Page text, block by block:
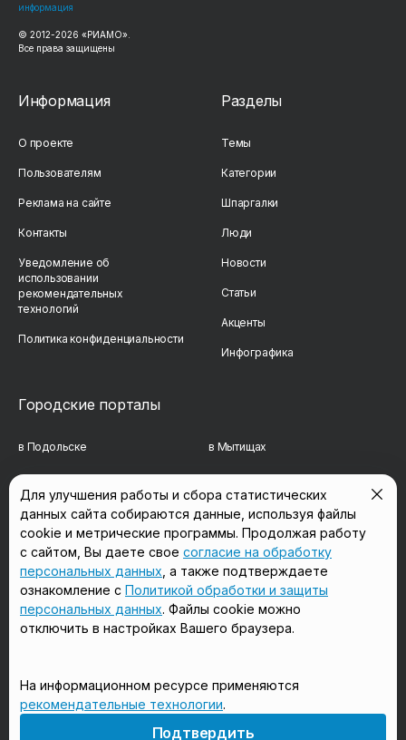
информация
© 2012-2026 «РИАМО».
Все права защищены
Информация
О проекте
Пользователям
Реклама на сайте
Контакты
Уведомление об
использовании
рекомендательных
технологий
Политика конфиденциальности
Разделы
Темы
Категории
Шпаргалки
Люди
Новости
Статьи
Акценты
Инфографика
Городские порталы
в Подольске в Мытищах
в Сергиевом Посаде в Люберцах
в Красногорске в Королёве
в Домодедово в Щёлково
18+
Мы в соцсетях
Для улучшения работы и сбора статистических
данных сайта собираются данные, используя файлы
cookie и метрические программы. Продолжая работу
с сайтом, Вы даете свое согласие на обработку
персональных данных , а также подтверждаете
ознакомление с Политикой обработки и защиты
персональных данных. Файлы cookie можно
отключить в настройках Вашего браузера.
На информационном ресурсе применяются
рекомендательные технологии.
Подтвердить